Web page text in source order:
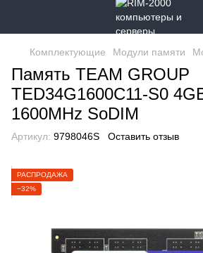
Комплектующие Модули памяти
Память TEAM GROUP
TED34G1600C11-S0
1600MHz SоDІM
Артикул: 9798046S Оставить отзыв
РАСПРОДАЖА
−32%